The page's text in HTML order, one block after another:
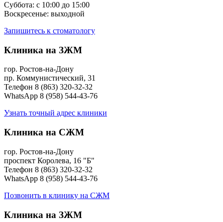
Суббота: с 10:00 до 15:00
Воскресенье: выходной
Запишитесь к стоматологу
Клиника на ЗЖМ
гор. Ростов-на-Дону
пр. Коммунистический, 31
Телефон 8 (863) 320-32-32
WhatsApp 8 (958) 544-43-76
Узнать точный адрес клиники
Клиника на СЖМ
гор. Ростов-на-Дону
проспект Королева, 16 "Б"
Телефон 8 (863) 320-32-32
WhatsApp 8 (958) 544-43-76
Позвонить в клинику на СЖМ
Клиника на ЗЖМ